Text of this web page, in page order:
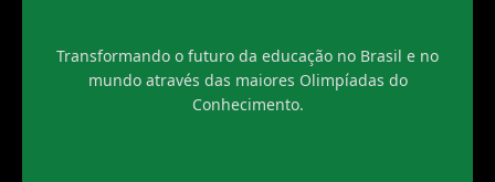
Transformando o futuro da educação no Brasil e no
mundo através das maiores Olimpíadas do
Conhecimento.